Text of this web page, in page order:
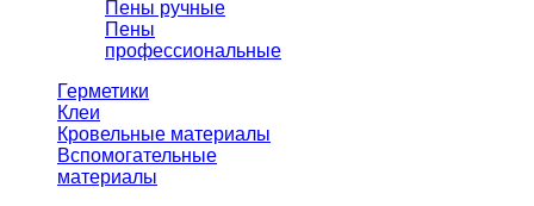
Пены ручные
Пены
профессиональные
Герметики
Клеи
Кровельные материалы
Вспомогательные
материалы